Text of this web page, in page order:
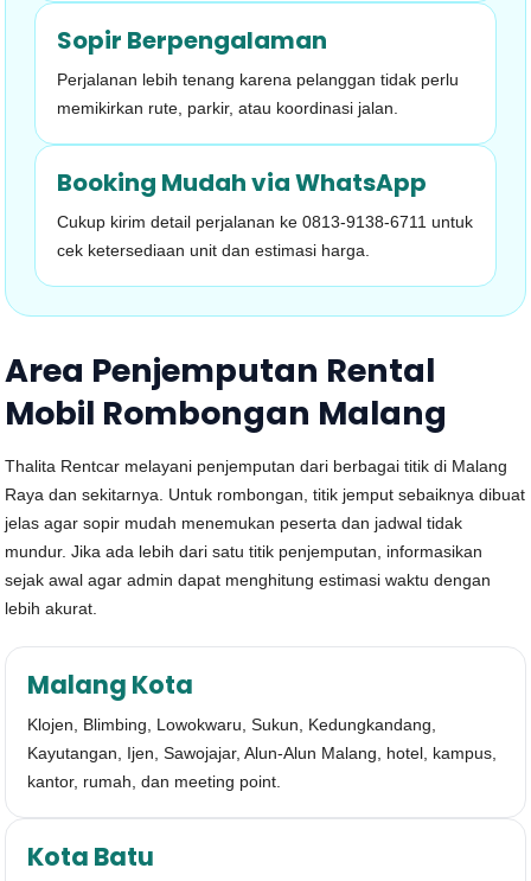
Sopir Berpengalaman
Perjalanan lebih tenang karena pelanggan tidak perlu
memikirkan rute, parkir, atau koordinasi jalan.
Booking Mudah via WhatsApp
Cukup kirim detail perjalanan ke 0813-9138-6711 untuk
cek ketersediaan unit dan estimasi harga.
Area Penjemputan Rental
Mobil Rombongan Malang
Thalita Rentcar melayani penjemputan dari berbagai titik di Malang
Raya dan sekitarnya. Untuk rombongan, titik jemput sebaiknya dibuat
jelas agar sopir mudah menemukan peserta dan jadwal tidak
mundur. Jika ada lebih dari satu titik penjemputan, informasikan
sejak awal agar admin dapat menghitung estimasi waktu dengan
lebih akurat.
Malang Kota
Klojen, Blimbing, Lowokwaru, Sukun, Kedungkandang,
Kayutangan, Ijen, Sawojajar, Alun-Alun Malang, hotel, kampus,
kantor, rumah, dan meeting point.
Kota Batu